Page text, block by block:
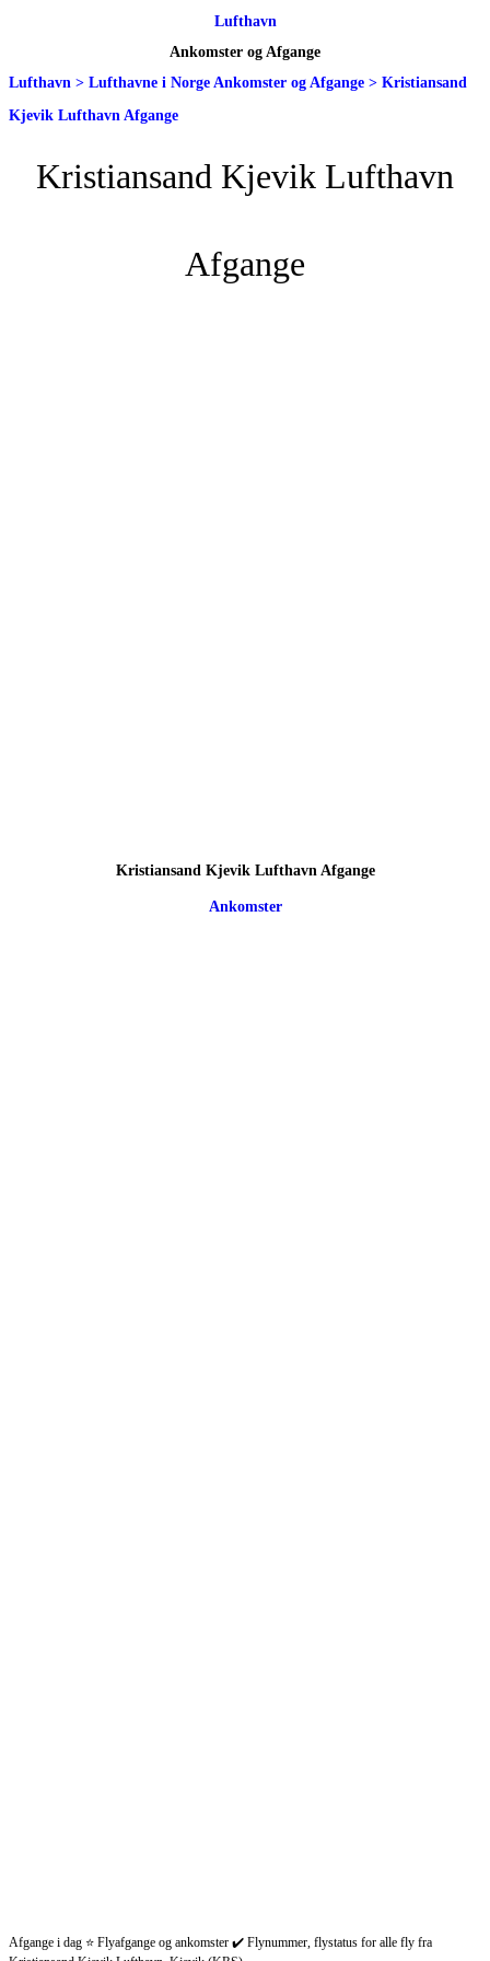
Lufthavn
Ankomster og Afgange
Lufthavn > Lufthavne i Norge Ankomster og Afgange > Kristiansand
Kjevik Lufthavn Afgange
Kristiansand Kjevik Lufthavn
Afgange
Kristiansand Kjevik Lufthavn Afgange
Ankomster
Afgange i dag ⭐ Flyafgange og ankomster ✔️ Flynummer, flystatus for alle fly fra